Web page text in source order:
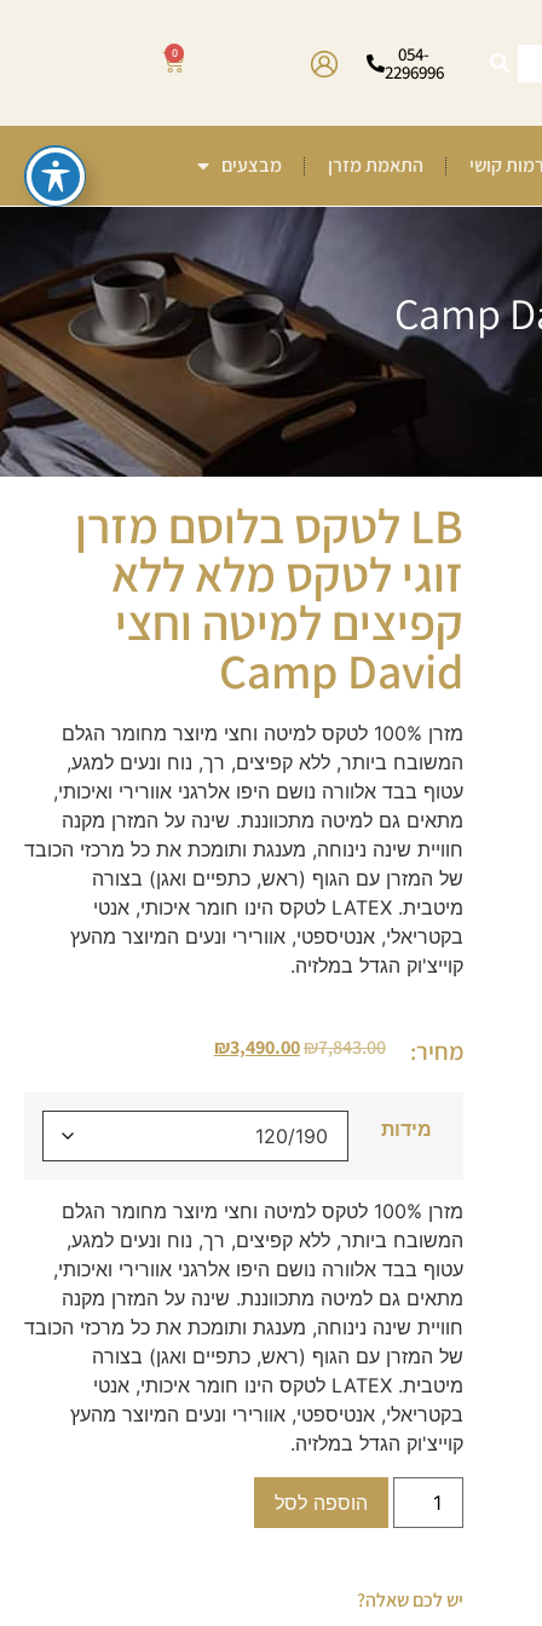
054-
2296996
0
קושי התאמת מזרן מבצעים
LB לטקס בלוסם מזרן
זוגי לטקס מלא ללא
קפיצים למיטה וחצי
Camp David
מזרן 100% לטקס למיטה וחצי מיוצר מחומר הגלם
המשובח ביותר, ללא קפיצים, רך, נוח ונעים למגע,
עטוף בבד אלוורה נושם היפו אלרגני אוורירי ואיכותי,
מתאים גם למיטה מתכווננת. שינה על המזרן מקנה
חוויית שינה נינוחה, מענגת ותומכת את כל מרכזי הכובד
של המזרן עם הגוף (ראש, כתפיים ואגן) בצורה
מיטבית. LATEX לטקס הינו חומר איכותי, אנטי
בקטריאלי, אנטיספטי, אוורירי ונעים המיוצר מהעץ
קוייצ'וק הגדל במלזיה.
מחיר: ₪7,843.00
₪3,490.00
מידות
מזרן 100% לטקס למיטה וחצי מיוצר מחומר הגלם
המשובח ביותר, ללא קפיצים, רך, נוח ונעים למגע,
עטוף בבד אלוורה נושם היפו אלרגני אוורירי ואיכותי,
מתאים גם למיטה מתכווננת. שינה על המזרן מקנה
חוויית שינה נינוחה, מענגת ותומכת את כל מרכזי הכובד
של המזרן עם הגוף (ראש, כתפיים ואגן) בצורה
מיטבית. LATEX לטקס הינו חומר איכותי, אנטי
בקטריאלי, אנטיספטי, אוורירי ונעים המיוצר מהעץ
קוייצ'וק הגדל במלזיה.
הוספה לסל
יש לכם שאלה?